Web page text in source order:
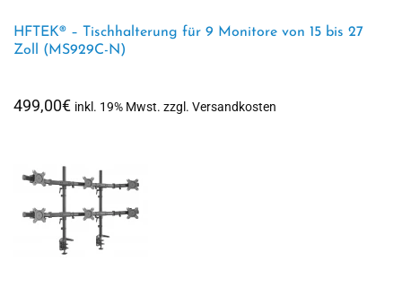
HFTEK® – Tischhalterung für 9 Monitore von 15 bis 27
Zoll (MS929C-N)
499,00€ inkl. 19% Mwst. zzgl. Versandkosten